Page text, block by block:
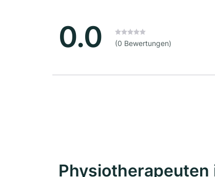
0.0 (0 Bewertungen)
Physiotherapeuten